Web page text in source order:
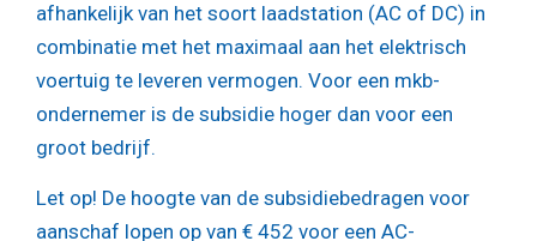
afhankelijk van het soort laadstation (AC of DC) in
combinatie met het maximaal aan het elektrisch
voertuig te leveren vermogen. Voor een mkb-
ondernemer is de subsidie hoger dan voor een
groot bedrijf.
Let op! De hoogte van de subsidiebedragen voor
aanschaf lopen op van € 452 voor een AC-